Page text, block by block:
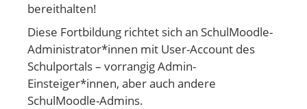
bereithalten!
Diese Fortbildung richtet sich an SchulMoodle-
Administrator*innen mit User-Account des
Schulportals – vorrangig Admin-
Einsteiger*innen, aber auch andere
SchulMoodle-Admins.